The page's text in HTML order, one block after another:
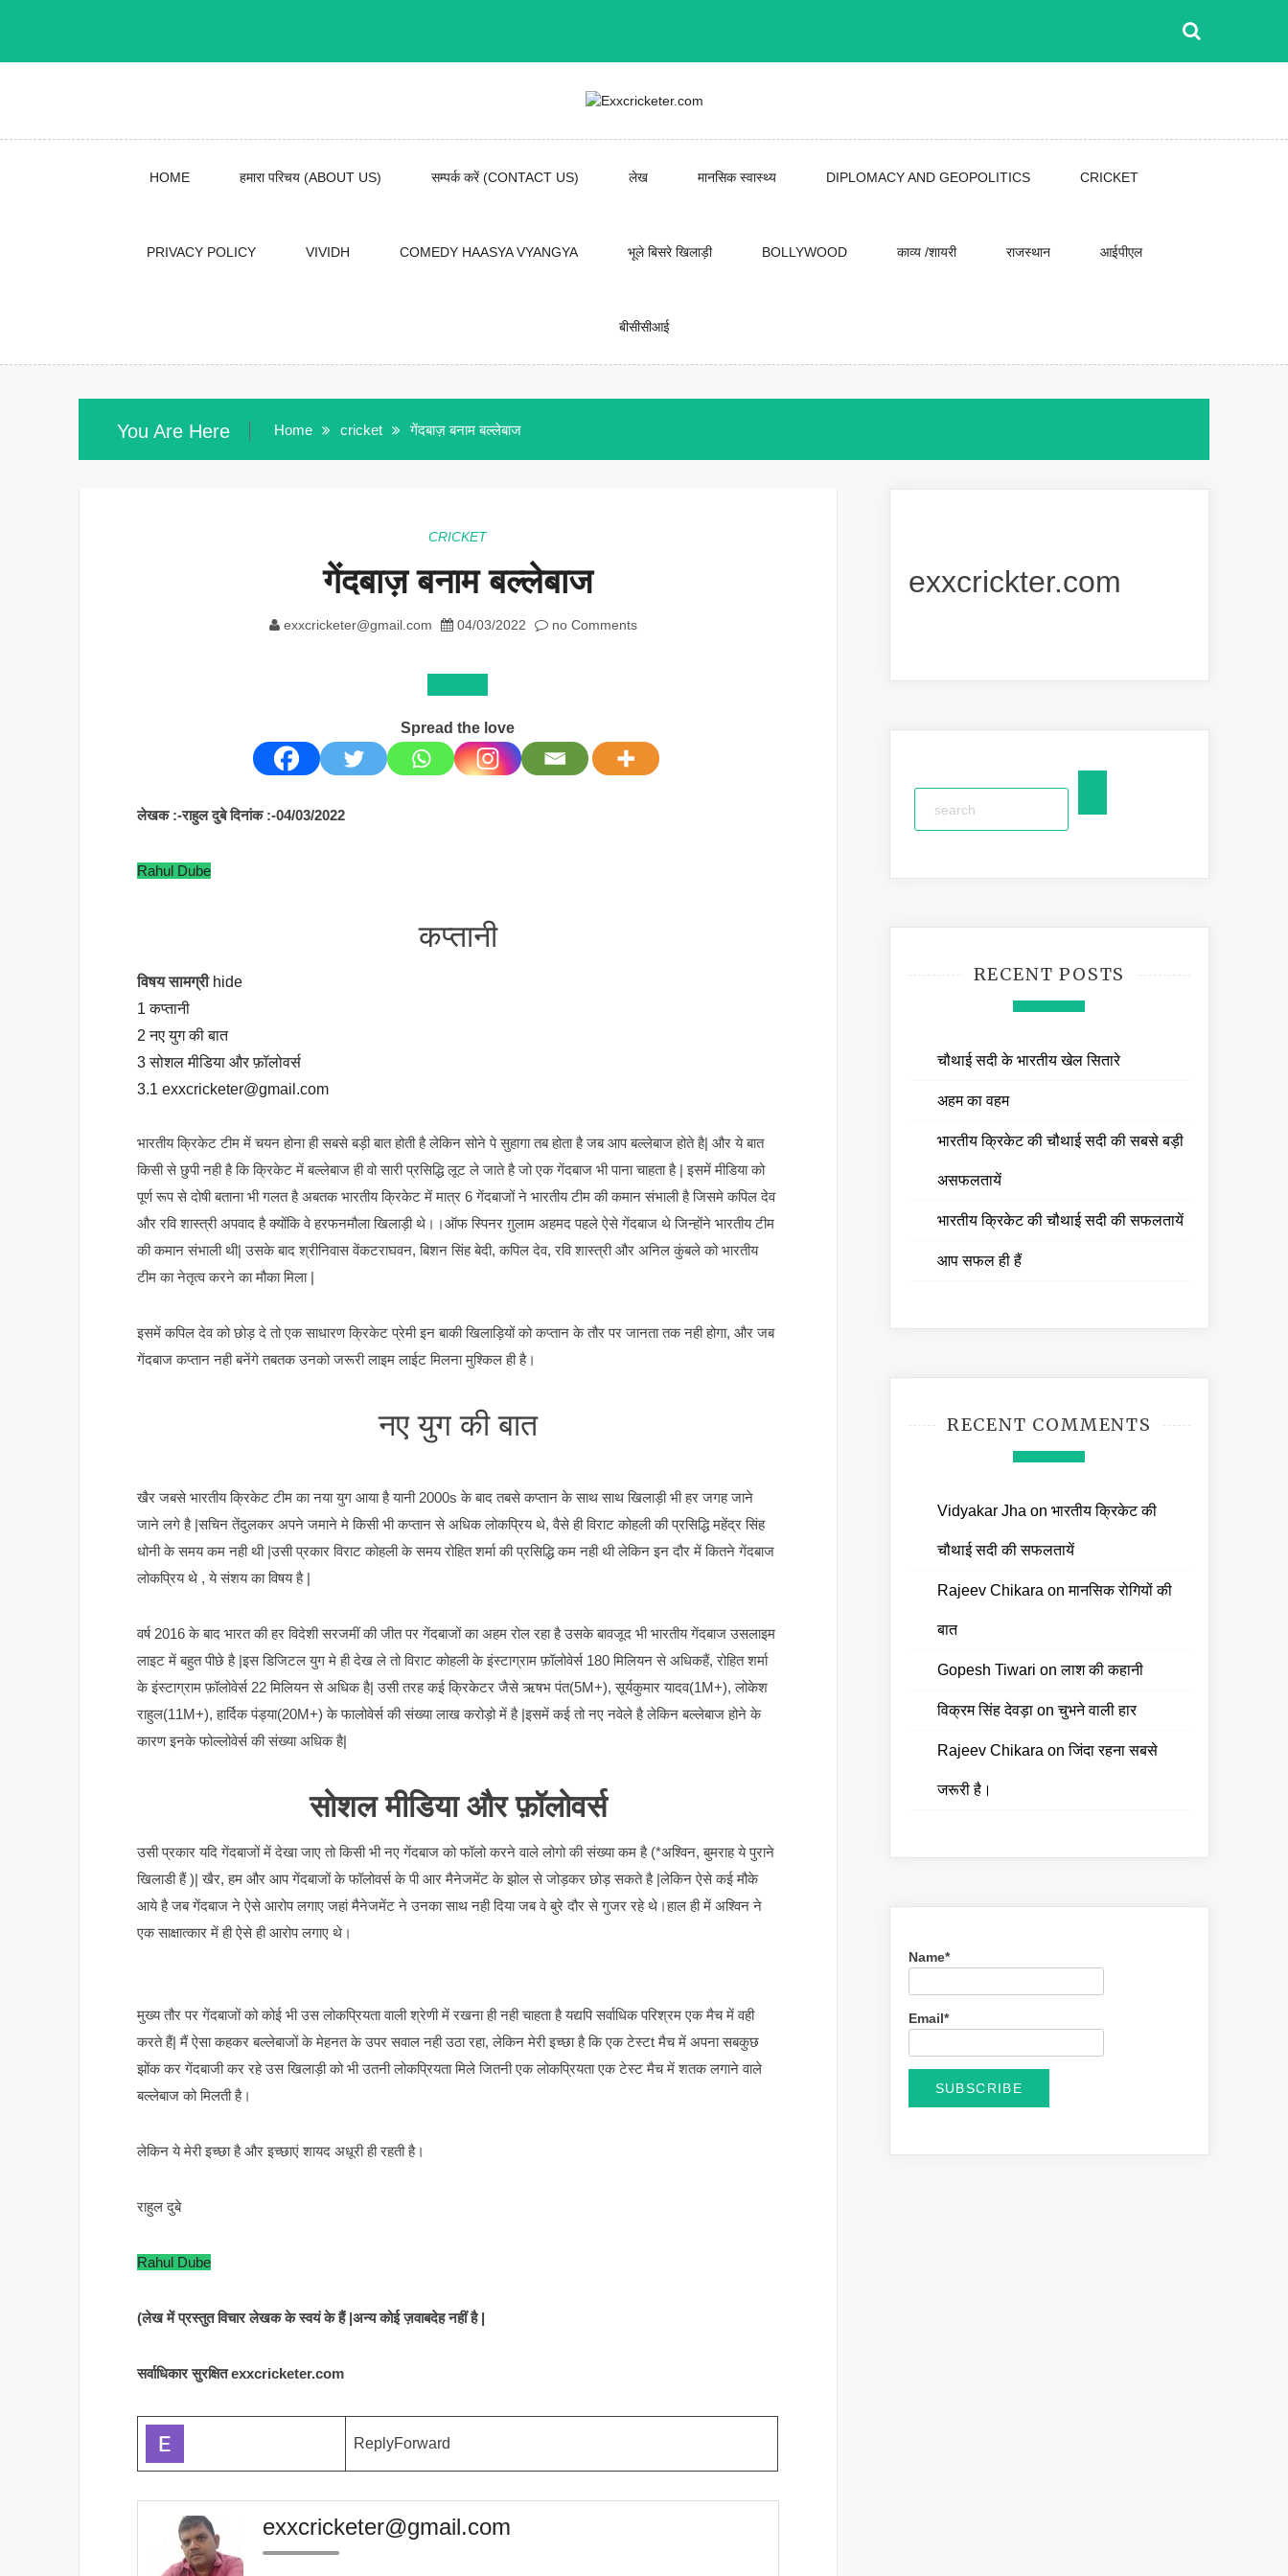
HOME हमारा परिचय (ABOUT US) सम्पर्क करें (CONTACT US) लेख मानसिक स्वास्थ्य DIPLOMACY AND GEOPOLITICS CRICKET
PRIVACY POLICY VIVIDH COMEDY HAASYA VYANGYA भूले बिसरे खिलाड़ी BOLLYWOOD काव्य /शायरी राजस्थान आईपीएल
बीसीसीआई
You Are Here Home cricket गेंदबाज़ बनाम बल्लेबाज
CRICKET
गेंदबाज़ बनाम बल्लेबाज
exxcricketer@gmail.com 04/03/2022 no Comments
Spread the love
लेखक :-राहुल दुबे दिनांक :-04/03/2022
Rahul Dube
कप्तानी
विषय सामग्री hide
1 कप्तानी
2 नए युग की बात
3 सोशल मीडिया और फ़ॉलोवर्स
3.1 exxcricketer@gmail.com
भारतीय क्रिकेट टीम में चयन होना ही सबसे बड़ी बात होती है लेकिन सोने पे सुहागा तब होता है जब आप बल्लेबाज होते है| और ये बात
किसी से छुपी नही है कि क्रिकेट में बल्लेबाज ही वो सारी प्रसिद्धि लूट ले जाते है जो एक गेंदबाज भी पाना चाहता है | इसमें मीडिया को
पूर्ण रूप से दोषी बताना भी गलत है अबतक भारतीय क्रिकेट में मात्र 6 गेंदबाजों ने भारतीय टीम की कमान संभाली है जिसमे कपिल देव
और रवि शास्त्री अपवाद है क्योंकि वे हरफनमौला खिलाड़ी थे।।ऑफ स्पिनर ग़ुलाम अहमद पहले ऐसे गेंदबाज थे जिन्होंने भारतीय टीम
की कमान संभाली थी| उसके बाद श्रीनिवास वेंकटराघवन, बिशन सिंह बेदी, कपिल देव, रवि शास्त्री और अनिल कुंबले को भारतीय
टीम का नेतृत्व करने का मौका मिला |
इसमें कपिल देव को छोड़ दे तो एक साधारण क्रिकेट प्रेमी इन बाकी खिलाड़ियों को कप्तान के तौर पर जानता तक नही होगा, और जब
गेंदबाज कप्तान नही बनेंगे तबतक उनको जरूरी लाइम लाईट मिलना मुश्किल ही है।
नए युग की बात
खैर जबसे भारतीय क्रिकेट टीम का नया युग आया है यानी 2000s के बाद तबसे कप्तान के साथ साथ खिलाड़ी भी हर जगह जाने
जाने लगे है |सचिन तेंदुलकर अपने जमाने मे किसी भी कप्तान से अधिक लोकप्रिय थे, वैसे ही विराट कोहली की प्रसिद्धि महेंद्र सिंह
धोनी के समय कम नही थी |उसी प्रकार विराट कोहली के समय रोहित शर्मा की प्रसिद्धि कम नही थी लेकिन इन दौर में कितने गेंदबाज
लोकप्रिय थे , ये संशय का विषय है |
वर्ष 2016 के बाद भारत की हर विदेशी सरजमीं की जीत पर गेंदबाजों का अहम रोल रहा है उसके बावजूद भी भारतीय गेंदबाज उसलाइम
लाइट में बहुत पीछे है |इस डिजिटल युग मे ही देख ले तो विराट कोहली के इंस्टाग्राम फ़ॉलोवेर्स 180 मिलियन से अधिकहैं, रोहित शर्मा
के इंस्टाग्राम फ़ॉलोवेर्स 22 मिलियन से अधिक है| उसी तरह कई क्रिकेटर जैसे ऋषभ पंत(5M+), सूर्यकुमार यादव(1M+), लोकेश
राहुल(11M+), हार्दिक पंड्या(20M+) के फालोवेर्स की संख्या लाख करोड़ो में है |इसमें कई तो नए नवेले है लेकिन बल्लेबाज होने के
कारण इनके फोल्लोवेर्स की संख्या अधिक है|
सोशल मीडिया और फ़ॉलोवर्स
उसी प्रकार यदि गेंदबाजों में देखा जाए तो किसी भी नए गेंदबाज को फॉलो करने वाले लोगो की संख्या कम है (*अश्विन, बुमराह ये पुराने
खिलाडी हैं )| खैर, हम और आप गेंदबाजों के फॉलोवर्स के पी आर मैनेजमेंट के झोल से जोड़कर छोड़ सकते है |लेकिन ऐसे कई मौके
आये है जब गेंदबाज ने ऐसे आरोप लगाए जहां मैनेजमेंट ने उनका साथ नही दिया जब वे बुरे दौर से गुजर रहे थे।हाल ही में अश्विन ने
एक साक्षात्कार में ही ऐसे ही आरोप लगाए थे।
मुख्य तौर पर गेंदबाजों को कोई भी उस लोकप्रियता वाली श्रेणी में रखना ही नही चाहता है यद्यपि सर्वाधिक परिश्रम एक मैच में वही
करते हैं| मैं ऐसा कहकर बल्लेबाजों के मेहनत के उपर सवाल नही उठा रहा, लेकिन मेरी इच्छा है कि एक टेस्टt मैच में अपना सबकुछ
झोंक कर गेंदबाजी कर रहे उस खिलाड़ी को भी उतनी लोकप्रियता मिले जितनी एक लोकप्रियता एक टेस्ट मैच में शतक लगाने वाले
बल्लेबाज को मिलती है।
लेकिन ये मेरी इच्छा है और इच्छाएं शायद अधूरी ही रहती है।
राहुल दुबे
Rahul Dube
(लेख में प्रस्तुत विचार लेखक के स्वयं के हैं |अन्य कोई ज़वाबदेह नहीं है |
सर्वाधिकार सुरक्षित exxcricketer.com
ReplyForward
exxcricketer@gmail.com
exxcrickter.com
RECENT POSTS
चौथाई सदी के भारतीय खेल सितारे
अहम का वहम
भारतीय क्रिकेट की चौथाई सदी की सबसे बड़ी
असफलतायें
भारतीय क्रिकेट की चौथाई सदी की सफलतायें
आप सफल ही हैं
RECENT COMMENTS
Vidyakar Jha on भारतीय क्रिकेट की
चौथाई सदी की सफलतायें
Rajeev Chikara onमानसिक रोगियों की
बात
Gopesh Tiwari onलाश की कहानी
विक्रम सिंह देवड़ाonचुभने वाली हार
Rajeev Chikara onजिंदा रहना सबसे
जरूरी है।
Name*
Email*